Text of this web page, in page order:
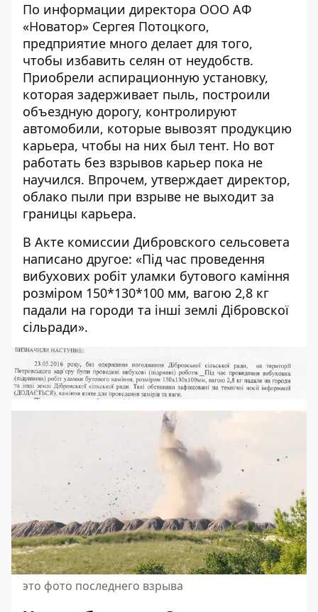
По информации директора ООО АФ
«Новатор» Сергея Потоцкого,
предприятие много делает для того,
чтобы избавить селян от неудобств.
Приобрели аспирационную установку,
которая задерживает пыль, построили
объездную дорогу, контролируют
автомобили, которые вывозят продукцию
карьера, чтобы на них был тент. Но вот
работать без взрывов карьер пока не
научился. Впрочем, утверждает директор,
облако пыли при взрыве не выходит за
границы карьера.
В Акте комиссии Дибровского сельсовета
написано другое: «Під час проведення
вибухових робіт уламки бутового каміння
розміром 150*130*100 мм, вагою 2,8 кг
падали на городи та інші землі Дібровскої
сільради».
это фото последнего взрыва